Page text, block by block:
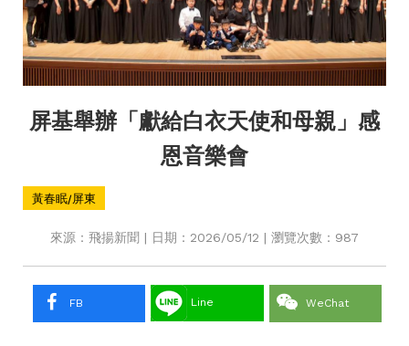
屏基舉辦「獻給白衣天使和母親」感
恩音樂會
黃春眠/屏東
來源：飛揚新聞 | 日期：2026/05/12 | 瀏覽次數：987
FB Line WeChat